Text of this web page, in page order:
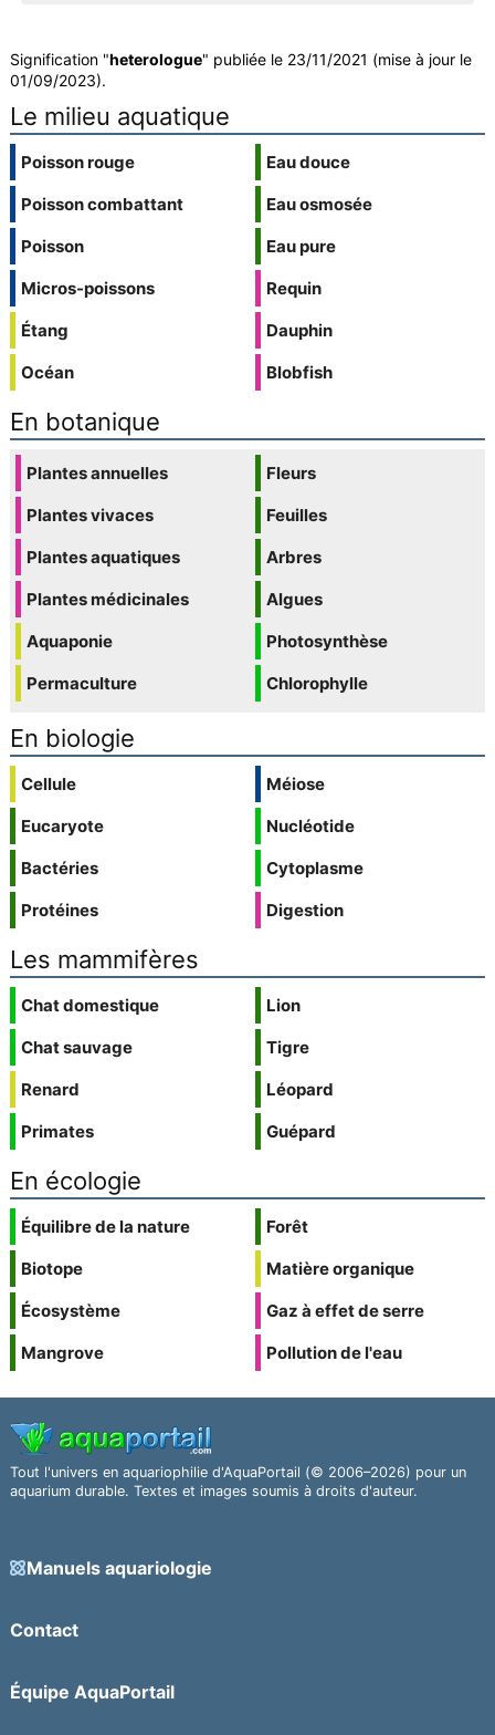
Signification "heterologue" publiée le 23/11/2021 (mise à jour le
01/09/2023).
Le milieu aquatique
Poisson rouge
Poisson combattant
Poisson
Micros-poissons
Étang
Océan
Eau douce
Eau osmosée
Eau pure
Requin
Dauphin
Blobfish
En botanique
Plantes annuelles
Plantes vivaces
Plantes aquatiques
Plantes médicinales
Aquaponie
Permaculture
Fleurs
Feuilles
Arbres
Algues
Photosynthèse
Chlorophylle
En biologie
Cellule
Eucaryote
Bactéries
Protéines
Méiose
Nucléotide
Cytoplasme
Digestion
Les mammifères
Chat domestique
Chat sauvage
Renard
Primates
Lion
Tigre
Léopard
Guépard
En écologie
Équilibre de la nature
Biotope
Écosystème
Mangrove
Forêt
Matière organique
Gaz à effet de serre
Pollution de l'eau
Tout l'univers en aquariophilie d'AquaPortail (© 2006–2026) pour un
aquarium durable. Textes et images soumis à droits d'auteur.
Manuels aquariologie
Contact
Équipe AquaPortail